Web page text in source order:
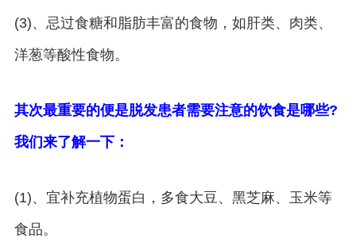
(3)、忌过食糖和脂肪丰富的食物，如肝类、肉类、
洋葱等酸性食物。
其次最重要的便是脱发患者需要注意的饮食是哪些?
我们来了解一下：
(1)、宜补充植物蛋白，多食大豆、黑芝麻、玉米等
食品。